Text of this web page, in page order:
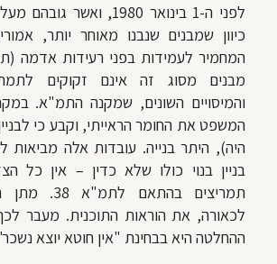
כיוון שמבנים שנבנו מאוחר יותר,
מבנים מסוג זה אינם זקוקים
והמיסויים השונים, שמקנה התמ"א.
המשפט את החומר הראייתי, וקבע כי
היה), היתר בנייה. עובדות אלה
בניין בנוי כולו שלא כדין – אין כל
תמריצים
לכאורה, את הוראות התוכנית. מעבר
ההחלטה היא בבחינת "אין חוטא יוצא